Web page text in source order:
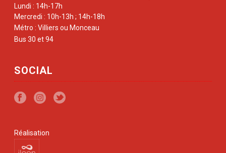
Lundi : 14h-17h
Mercredi : 10h-13h ; 14h-18h
Métro : Villiers ou Monceau
Bus 30 et 94
SOCIAL
Réalisation